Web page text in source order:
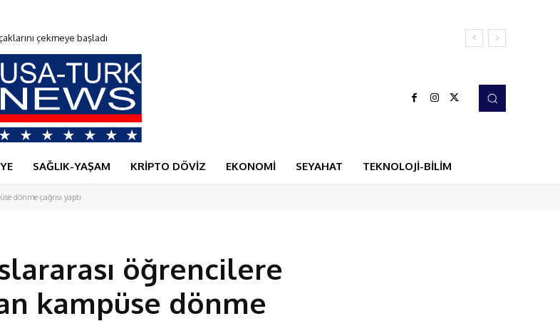
SAĞLIK-YAŞAM KRİPTO DÖVİZ EKONOMİ SEYAHAT TEKNOLOJİ-BİLİM
dönme çağrısı yaptı
öğrencilere
kampüse dönme